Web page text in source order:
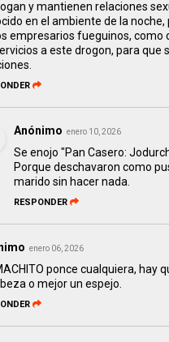
y mantienen relaciones
en el ambiente de la noche,
empresarios fueguinos, como
a este drogon, para que
Anónimo enero 10, 2026
Se enojo "Pan Casero:
Porque deschavaron como
marido sin hacer nada.
RESPONDER
enero 06, 2026
ponce cualquiera, hay
o mejor un espejo.